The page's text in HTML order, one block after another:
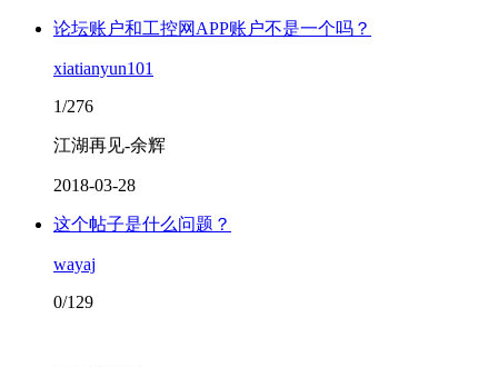
论坛账户和工控网APP账户不是一个吗？
xiatianyun101
1/276
江湖再见-余辉
2018-03-28
这个帖子是什么问题？
wayaj
0/129